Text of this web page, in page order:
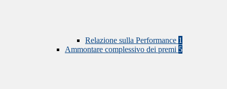
Relazione sulla Performance 1
Ammontare complessivo dei premi 5